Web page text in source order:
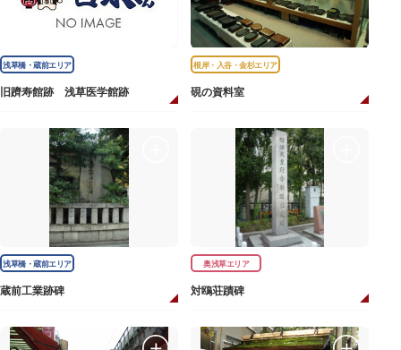
浅草橋・蔵前エリア
旧躋寿館跡 浅草医学館跡
根岸・入谷・金杉エリア
硯の資料室
浅草橋・蔵前エリア
蔵前工業跡碑
奥浅草エリア
対鴎荘蹟碑